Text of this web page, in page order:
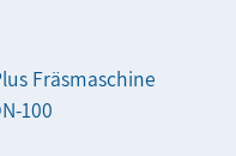
Fräsmaschine
100